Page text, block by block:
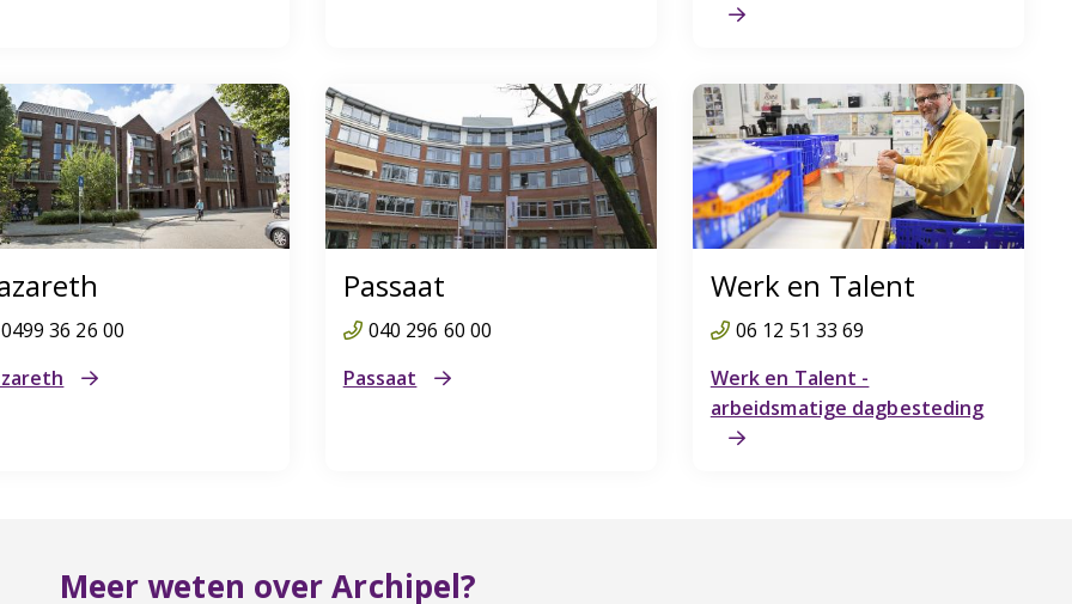
0499 36 26 00
Passaat
040 296 60 00
Passaat
Werk en Talent
06 12 51 33 69
Werk en Talent -
arbeidsmatige dagbesteding
Meer weten over Archipel?